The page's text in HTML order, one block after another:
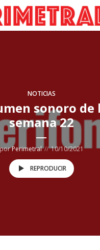
NOTICIAS
sonoro de
semana 22
Perimetral 10/10/2021
REPRODUCIR